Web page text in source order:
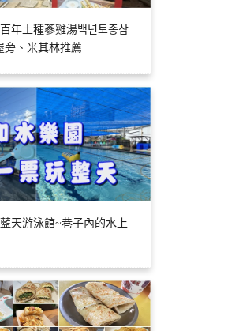
年土種蔘雞湯백년토종삼
旁、米其林推薦
天游泳館~巷子內的水上